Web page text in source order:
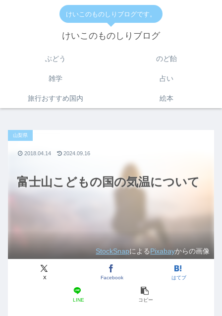
けいこのものしりブログです。
けいこのものしりブログ
ぶどう のど飴
雑学 占い
旅行おすすめ国内 絵本
富士山こどもの国の気温について
山梨県
StockSnapによるPixabayからの画像
X Facebook はてブ
LINE コピー
2018.04.14 2024.09.16